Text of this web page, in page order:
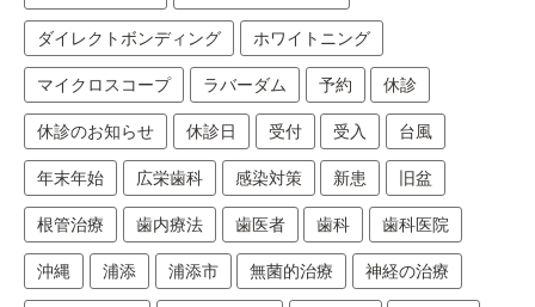
ダイレクトボンディング ホワイトニング
マイクロスコープ ラバーダム 予約 休診
休診のお知らせ 休診日 受付 受入 台風
年末年始 広栄歯科 感染対策 新患 旧盆
根管治療 歯内療法 歯医者 歯科 歯科医院
沖縄 浦添 浦添市 無菌的治療 神経の治療